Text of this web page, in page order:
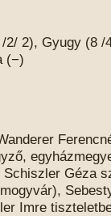
2), Gyugy (8 /
(−)
Géza
Imre